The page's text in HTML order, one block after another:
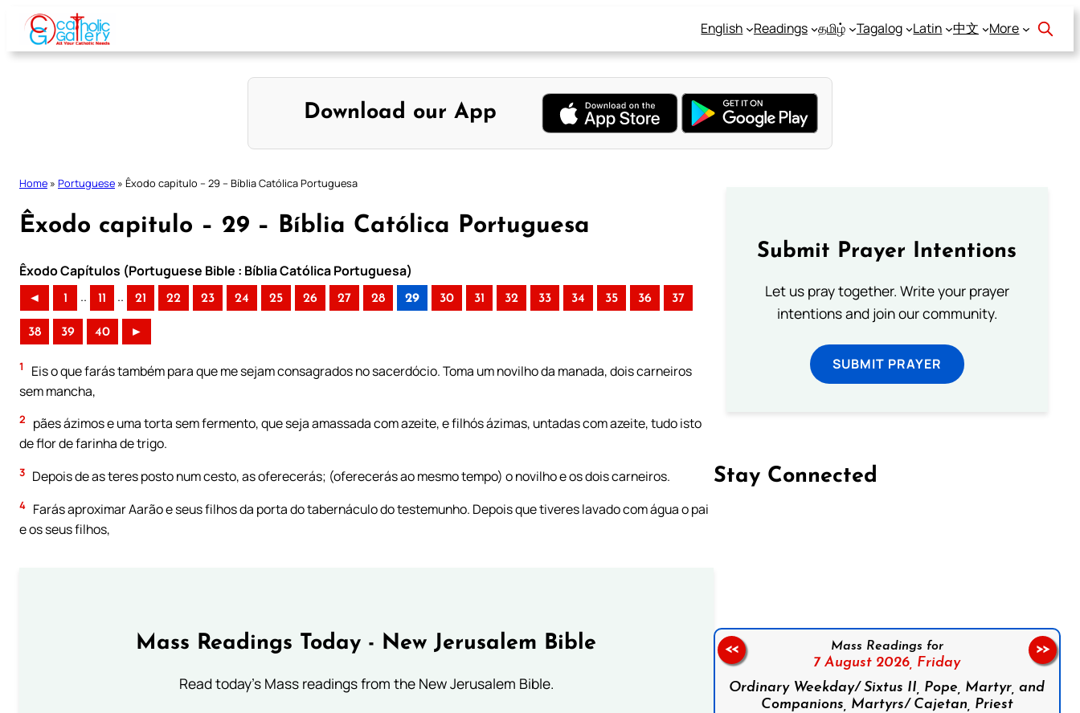
Skip
content
English Readings தமிழ் Tagalog Latin 中文 More
Download our App
Home » Portuguese » Êxodo capitulo – 29 – Bíblia Católica Portuguesa
Êxodo capitulo – 29 – Bíblia Católica Portuguesa
Êxodo Capítulos (Portuguese Bible : Bíblia Católica Portuguesa)
◄ 1 .. 11 .. 21 22 23 24 25 26 27 28 29 30 31 32 33 34 35 36 37
38 39 40 ►
1
Eis o que farás também para que me sejam consagrados no sacerdócio. Toma um novilho da manada, dois carneiros
sem mancha,
2
pães ázimos e uma torta sem fermento, que seja amassada com azeite, e filhós ázimas, untadas com azeite, tudo isto
de flor de farinha de trigo.
3 Depois de as teres posto num cesto, as oferecerás; (oferecerás ao mesmo tempo) o novilho e os dois carneiros.
4 Farás aproximar Aarão e seus filhos da porta do tabernáculo do testemunho. Depois que tiveres lavado com água o pai
e os seus filhos,
Mass Readings Today - New Jerusalem Bible
Read today's Mass readings from the New Jerusalem Bible.
Submit Prayer Intentions
Let us pray together. Write your prayer
intentions and join our community.
SUBMIT PRAYER
Stay Connected
Mass Readings for
7 August 2026, Friday
Ordinary Weekday/ Sixtus II, Pope, Martyr, and
Companions, Martyrs/ Cajetan, Priest
<< >>